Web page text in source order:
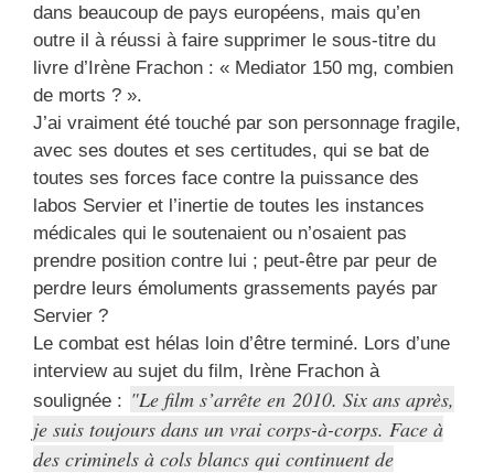
dans beaucoup de pays européens, mais qu’en
outre il à réussi à faire supprimer le sous-titre du
livre d’Irène Frachon : « Mediator 150 mg, combien
de morts ? ».
J’ai vraiment été touché par son personnage fragile,
avec ses doutes et ses certitudes, qui se bat de
toutes ses forces face contre la puissance des
labos Servier et l’inertie de toutes les instances
médicales qui le soutenaient ou n’osaient pas
prendre position contre lui ; peut-être par peur de
perdre leurs émoluments grassements payés par
Servier ?
Le combat est hélas loin d’être terminé. Lors d’une
interview au sujet du film, Irène Frachon à
soulignée :
Le film s’arrête en 2010. Six ans après,
je suis toujours dans un vrai corps-à-corps. Face à
des criminels à cols blancs qui continuent de